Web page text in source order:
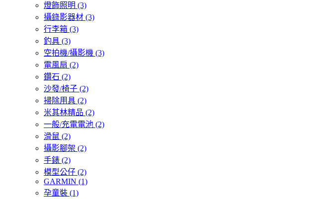
燈飾照明 (3)
攝錄影器材 (3)
行李箱 (3)
釣具 (3)
空拍機/攝影機 (3)
電風扇 (2)
鑽石 (2)
沙發/椅子 (2)
掃除用具 (2)
米其林精品 (2)
一般/充電電池 (2)
滑鼠 (2)
攝影腳架 (2)
手錶 (2)
模型公仔 (2)
GARMIN (1)
孕童裝 (1)